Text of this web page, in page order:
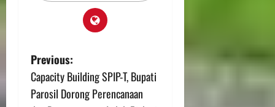
Previous:
Capacity Building SPIP-T, Bupati
Parosil Dorong Perencanaan